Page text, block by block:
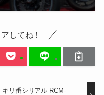
してね！
キリ番シリアル RCM-